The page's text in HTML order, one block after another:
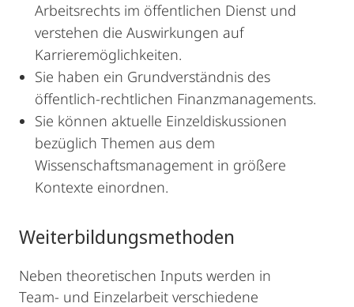
Arbeitsrechts im öffentlichen Dienst und
verstehen die Auswirkungen auf
Karrieremöglichkeiten.
Sie haben ein Grundverständnis des
öffentlich-rechtlichen Finanzmanagements.
Sie können aktuelle Einzeldiskussionen
bezüglich Themen aus dem
Wissenschaftsmanagement in größere
Kontexte einordnen.
Weiterbildungsmethoden
Neben theoretischen Inputs werden in
Team- und Einzelarbeit verschiedene